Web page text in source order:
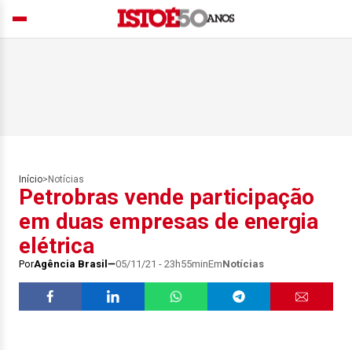
Início> Notícias
Petrobras vende participação
em duas empresas de energia
elétrica
PorAgência Brasil 05/11/21 - 23h55minEmNotícias